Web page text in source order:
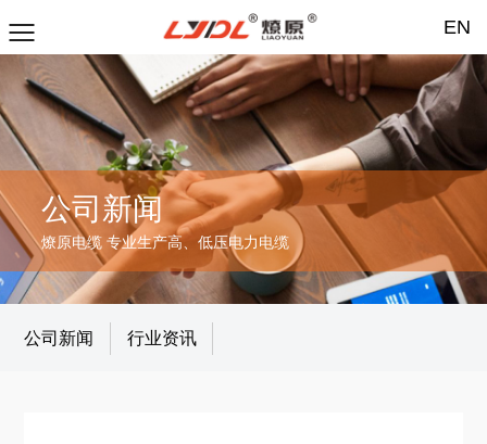
EN
公司新闻
燎原电缆 专业生产高、低压电力电缆
公司新闻 行业资讯